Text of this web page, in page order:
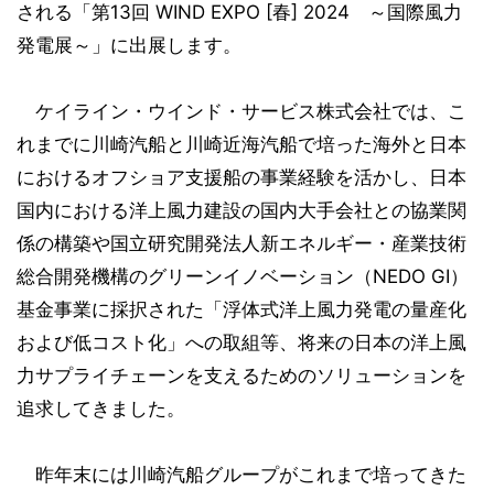
される「第13回 WIND EXPO [春] 2024 ～国際風力
発電展～」に出展します。
ケイライン・ウインド・サービス株式会社では、こ
れまでに川崎汽船と川崎近海汽船で培った海外と日本
におけるオフショア支援船の事業経験を活かし、日本
国内における洋上風力建設の国内大手会社との協業関
係の構築や国立研究開発法人新エネルギー・産業技術
総合開発機構のグリーンイノベーション（NEDO GI）
基金事業に採択された「浮体式洋上風力発電の量産化
および低コスト化」への取組等、将来の日本の洋上風
力サプライチェーンを支えるためのソリューションを
追求してきました。
昨年末には川崎汽船グループがこれまで培ってきた